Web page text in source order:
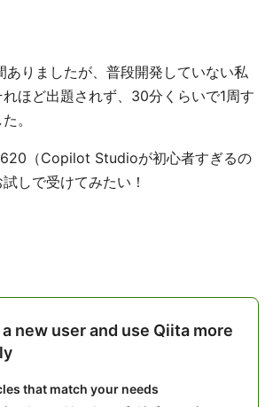
ありましたが、普段開発していない私
ほど出題されず、30分くらいで1周す
。
（Copilot Studioが初心者すぎるの
しで受けてみたい！
new user and use Qiita more
that match your needs